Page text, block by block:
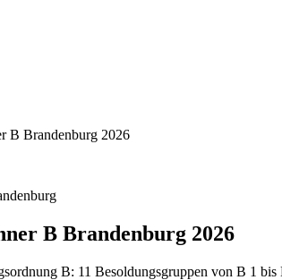
B Brandenburg 2026
B Brandenburg 2026
B: 11 Besoldungsgruppen von B 1